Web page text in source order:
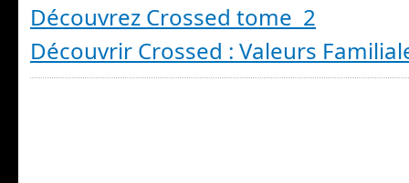
Découvrez Crossed tome 2
Découvrir Crossed : Valeurs